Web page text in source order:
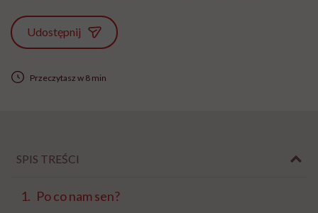
Udostępnij
Przeczytasz w 8 min
SPIS TREŚCI
Po co nam sen?